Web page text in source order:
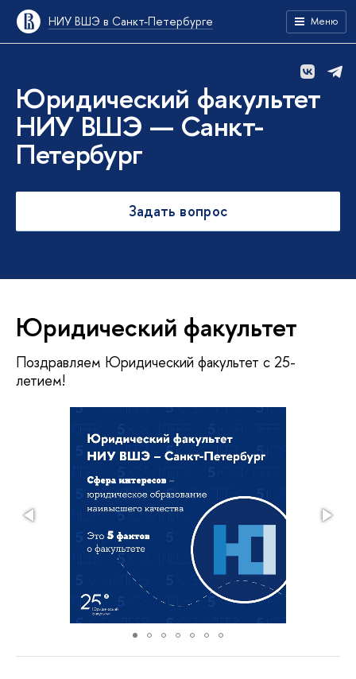
НИУ ВШЭ в Санкт-Петербурге Меню
Юридический факультет
НИУ ВШЭ — Санкт-
Петербург
Задать вопрос
Юридический факультет
Поздравляем Юридический факультет с 25-
летием!